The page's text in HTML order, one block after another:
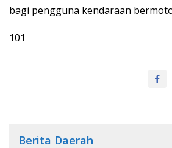
bagi pengguna kendaraan
101
Berita Daerah